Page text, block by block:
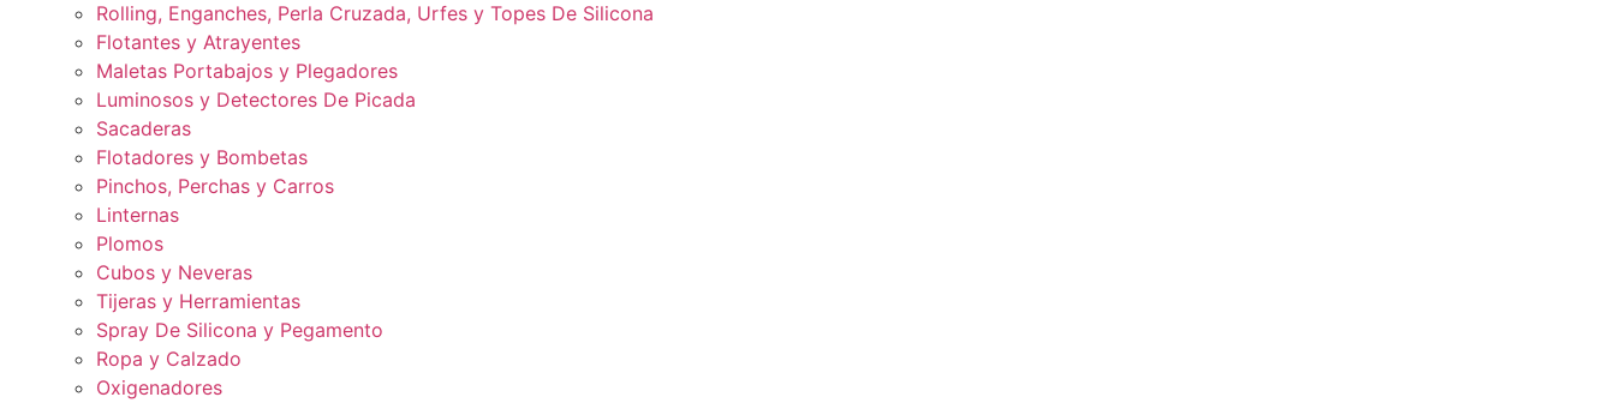
Rolling, Enganches, Perla Cruzada, Urfes y Topes De Silicona
Flotantes y Atrayentes
Maletas Portabajos y Plegadores
Luminosos y Detectores De Picada
Sacaderas
Flotadores y Bombetas
Pinchos, Perchas y Carros
Linternas
Plomos
Cubos y Neveras
Tijeras y Herramientas
Spray De Silicona y Pegamento
Ropa y Calzado
Oxigenadores